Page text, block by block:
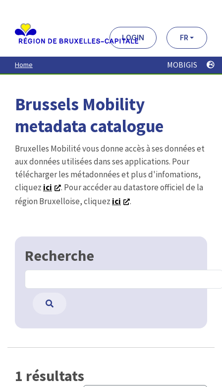
contenu
principal
LOGIN FR
Home MOBIGIS
Brussels Mobility
metadata catalogue
Bruxelles Mobilité vous donne accès à ses données et
aux données utilisées dans ses applications. Pour
télécharger les métadonnées et plus d'infomations,
cliquez ici
. Pour accéder au datastore officiel de la
région Bruxelloise, cliquez ici .
Recherche
1 résultats